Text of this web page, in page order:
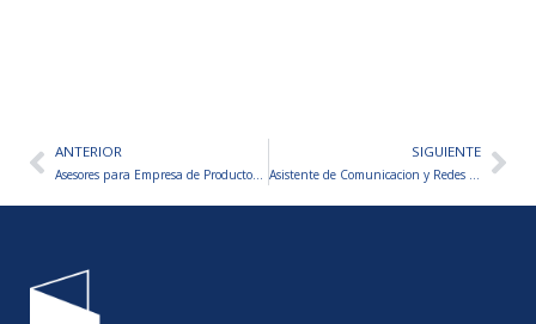
AntANTERIOR
Asesores para Empresa de Productos Intangibles
SIGUIENTE
Asistente de Comunicacion y Redes Sociales-San Juan